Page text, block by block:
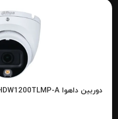
دوربین داهوا DH-HAC-HDW1200TLMP-A